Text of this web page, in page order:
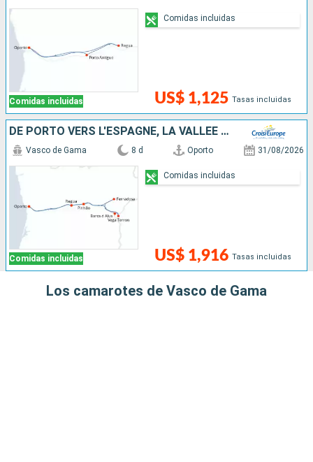
Comidas incluidas US$ 1,125 Tasas incluidas
Comidas incluidas
DE PORTO VERS L'ESPAGNE, LA VALLÉE DU DOURO (PORTUGAL) ET SALAMANQUE (ESPAGNE)
Comidas incluidas
Vasco de Gama 8 d Oporto 31/08/2026
US$ 1,916 Tasas incluidas
Comidas incluidas
Los camarotes de Vasco de Gama